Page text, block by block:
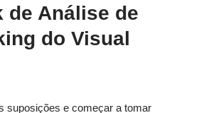
de Análise de
do Visual
suposições e começar a tomar